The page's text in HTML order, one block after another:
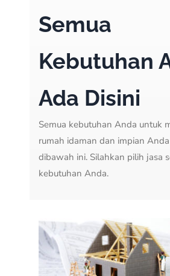
Semua
Kebutuhan
Ada Disini
Semua kebutuhan Anda untuk
rumah idaman dan impian
dibawah ini. Silahkan pilih jasa
kebutuhan Anda.